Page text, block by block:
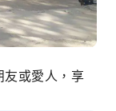
友或愛人，享